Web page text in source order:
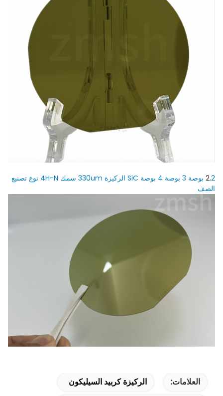
2.
2 بوصة 3 بوصة 4 بوصة SiC الركيزة 330um سمك 4H-N نوع تصنيع
الصف
العلامات:
الركيزة كربيد السيليكون